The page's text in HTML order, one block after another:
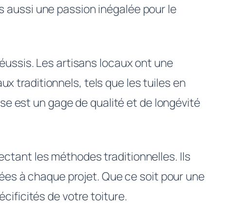
une passion inégalée pour le
Les artisans locaux ont une
traditionnels, tels que les tuiles en
est un gage de qualité et de longévité
les méthodes traditionnelles. Ils
à chaque projet. Que ce soit pour une
de votre toiture.